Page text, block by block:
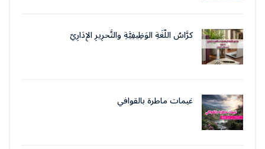
كرَّاسُ اللُّغَةِ الوَظِيفِيَّةِ والتَّحرِيرِ الإِدَارِيّ
غيمات ماطرة بالقوافي